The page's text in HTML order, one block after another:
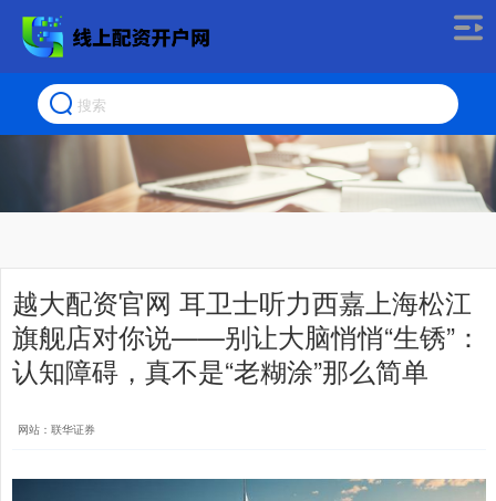
越大配资官网 耳卫士听力西嘉上海松江
旗舰店对你说——别让大脑悄悄“生锈”：
认知障碍，真不是“老糊涂”那么简单
网站：联华证券